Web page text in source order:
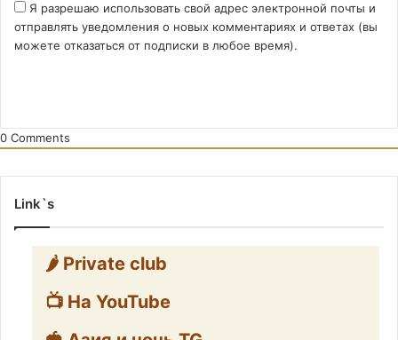
Я разрешаю использовать свой адрес электронной почты и
отправлять уведомления о новых комментариях и ответах (вы
можете отказаться от подписки в любое время).
0 Comments
Link`s
🌶️ Private club
📺 На YouTube